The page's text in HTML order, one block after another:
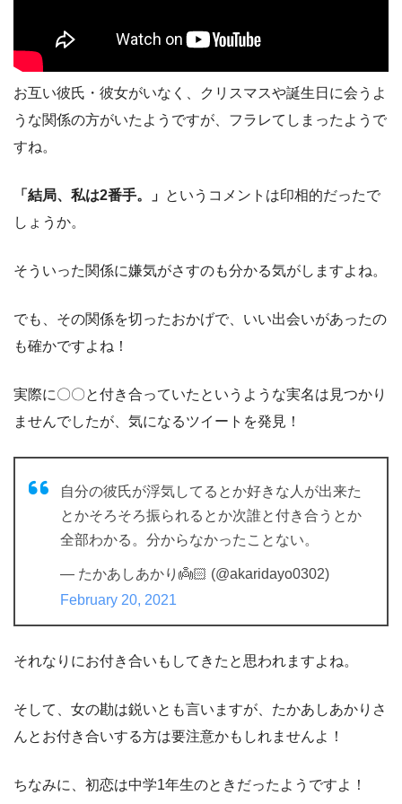
お互い彼氏・彼女がいなく、クリスマスや誕生日に会うよ
うな関係の方がいたようですが、フラレてしまったようで
すね。
「結局、私は2番手。」 というコメントは印相的だったで
しょうか。
そういった関係に嫌気がさすのも分かる気がしますよね。
でも、その関係を切ったおかげで、いい出会いがあったの
も確かですよね！
実際に〇〇と付き合っていたというような実名は見つかり
ませんでしたが、気になるツイートを発見！
自分の彼氏が浮気してるとか好きな人が出来た
とかそろそろ振られるとか次誰と付き合うとか
全部わかる。分からなかったことない。
— たかあしあかり👼🏻 (@akaridayo0302)
February 20, 2021
それなりにお付き合いもしてきたと思われますよね。
そして、女の勘は鋭いとも言いますが、たかあしあかりさ
んとお付き合いする方は要注意かもしれませんよ！
ちなみに、初恋は中学1年生のときだったようですよ！